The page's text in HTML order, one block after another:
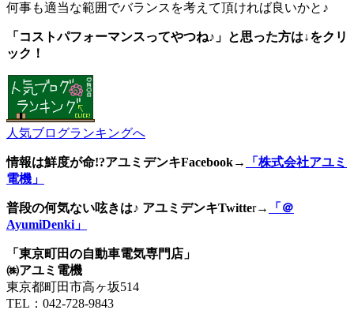
何事も適当な範囲でバランスを考えて頂ければ良いかと♪
「コストパフォーマンスってやつね♪」と思った方は↓をクリ
ック！
人気ブログランキングへ
情報は鮮度が命!?アユミデンキFacebook→
「株式会社アユミ
電機」
普段の何気ない呟きは♪ アユミデンキTwitter→
「＠
AyumiDenki」
「東京町田の自動車電気専門店」
㈱アユミ電機
東京都町田市高ヶ坂514
TEL：042-728-9843